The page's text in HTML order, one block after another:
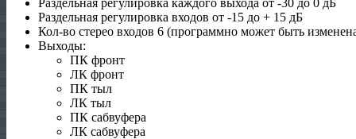
Раздельная регулировка входов от -15 до + 15 дБ
Кол-во стерео входов 6 (программно может быть
Выходы:
ПК фронт
ЛК фронт
ПК тыл
ЛК тыл
ПК сабвуфера
ЛК сабвуфера